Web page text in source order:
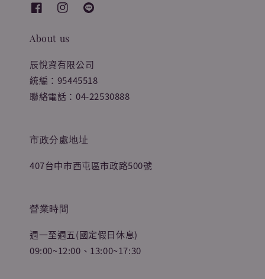
About us
辰悅資有限公司
統編：95445518
聯絡電話：04-22530888
市政分處地址
407台中市西屯區市政路500號
營業時間
週一至週五(國定假日休息)
09:00~12:00、13:00~17:30